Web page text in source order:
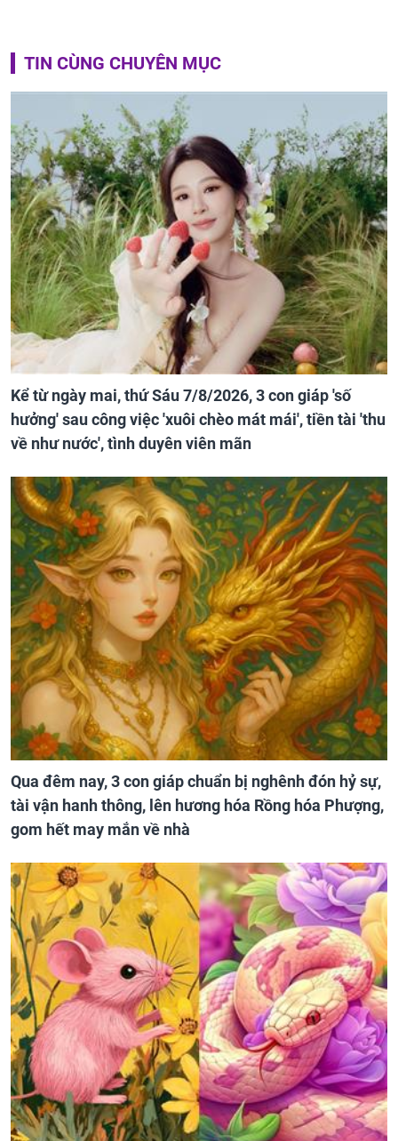
TIN CÙNG CHUYÊN MỤC
Kể từ ngày mai, thứ Sáu 7/8/2026, 3 con giáp 'số
hưởng' sau công việc 'xuôi chèo mát mái', tiền tài 'thu
về như nước', tình duyên viên mãn
Qua đêm nay, 3 con giáp chuẩn bị nghênh đón hỷ sự,
tài vận hanh thông, lên hương hóa Rồng hóa Phượng,
gom hết may mắn về nhà